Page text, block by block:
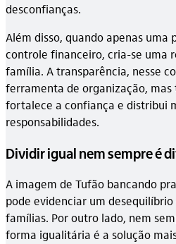
desconfianças.
Além disso, quando apenas uma
controle financeiro, cria-se uma
família. A transparência, nesse
ferramenta de organização,
fortalece a confiança e distribui
responsabilidades.
Dividir igual nem sempre é
A imagem de Tufão bancando
pode evidenciar um
famílias. Por outro lado, nem
forma igualitária é a solução